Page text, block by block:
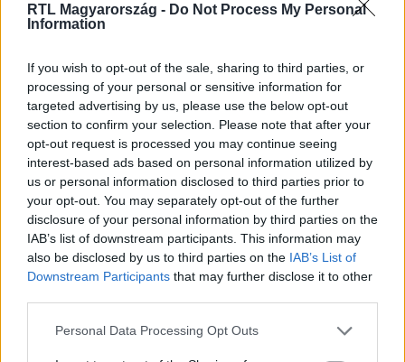
RTL Magyarország - Do Not Process My Personal
Information
If you wish to opt-out of the sale, sharing to third parties, or
processing of your personal or sensitive information for
targeted advertising by us, please use the below opt-out
section to confirm your selection. Please note that after your
opt-out request is processed you may continue seeing
interest-based ads based on personal information utilized by
us or personal information disclosed to third parties prior to
your opt-out. You may separately opt-out of the further
disclosure of your personal information by third parties on the
IAB’s list of downstream participants. This information may
also be disclosed by us to third parties on the IAB’s List of
Downstream Participants that may further disclose it to other
Please note that this website/app uses one or more Google
Personal Data Processing Opt Outs
Itt állítsd be, hogy az RTL.hu az elsők között
Kövess minket, és értesülj a friss hírekről a